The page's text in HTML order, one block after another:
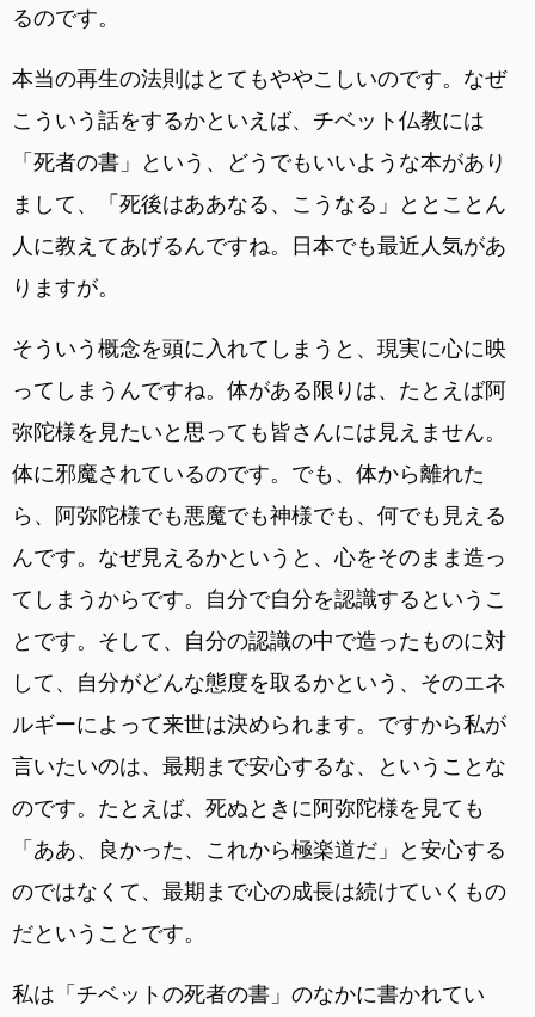
るのです。
本当の再生の法則はとてもややこしいのです。なぜ
こういう話をするかといえば、チベット仏教には
「死者の書」という、どうでもいいような本があり
まして、「死後はああなる、こうなる」ととことん
人に教えてあげるんですね。日本でも最近人気があ
りますが。
そういう概念を頭に入れてしまうと、現実に心に映
ってしまうんですね。体がある限りは、たとえば阿
弥陀様を見たいと思っても皆さんには見えません。
体に邪魔されているのです。でも、体から離れた
ら、阿弥陀様でも悪魔でも神様でも、何でも見える
んです。なぜ見えるかというと、心をそのまま造っ
てしまうからです。自分で自分を認識するというこ
とです。そして、自分の認識の中で造ったものに対
して、自分がどんな態度を取るかという、そのエネ
ルギーによって来世は決められます。ですから私が
言いたいのは、最期まで安心するな、ということな
のです。たとえば、死ぬときに阿弥陀様を見ても
「ああ、良かった、これから極楽道だ」と安心する
のではなくて、最期まで心の成長は続けていくもの
だということです。
私は「チベットの死者の書」のなかに書かれてい